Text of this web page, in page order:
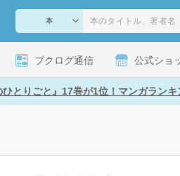
ブクログ通信 公式ショ
とりごと』17巻が1位！マンガランキ